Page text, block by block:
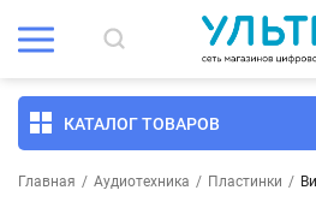
КАТАЛОГ ТОВАРОВ
Главная / Аудиотехника / Пластинки /